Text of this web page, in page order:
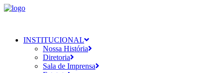
INSTITUCIONAL
Nossa História
Diretoria
Sala de Imprensa